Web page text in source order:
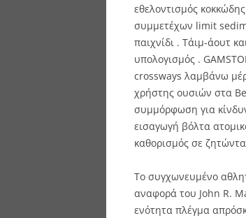
εθελοντισμός
συμμετέχων limit
παιχνίδι . Τάιμ-άουτ
υπολογισμός .
crossways λαμβάνω
χρήστης ουσιών στα
συμμόρφωση για
εισαγωγή βόλτα
καθορισμός σε
Το συγχωνευμένο
αναφορά του John R.
ενότητα πλέγμα